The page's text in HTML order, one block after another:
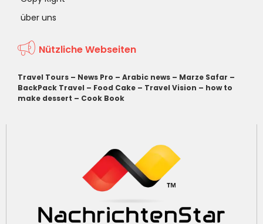
über uns
Nützliche Webseiten
Travel Tours – News Pro – Arabic news – Marze Safar –
BackPack Travel – Food Cake – Travel Vision – how to
make dessert – Cook Book